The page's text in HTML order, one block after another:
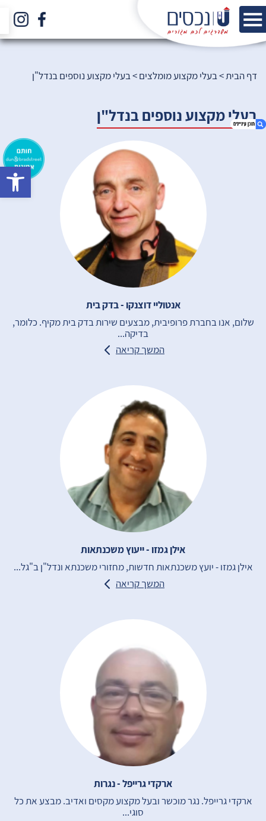
דף הבית>בעלי מקצוע מומלצים>בעלי מקצוע נוספים בנדל"ן
בעלי מקצוע נוספים בנדל"ן
אנטוליי דוצנקו - בדק בית
שלום, אנו בחברת פרופיבית, מבצעים שירות בדק בית מקיף. כלומר,
בדיקה...
המשך קריאה
אילן גמזו - ייעוץ משכנתאות
אילן גמזו - יועץ משכנתאות חדשות, מחזורי משכנתא ונדל"ן ב"גל...
המשך קריאה
ארקדי גרייפל - נגרות
ארקדי גרייפל. נגר מוכשר ובעל מקצוע מקסים ואדיב. מבצע את כל
סוגי...